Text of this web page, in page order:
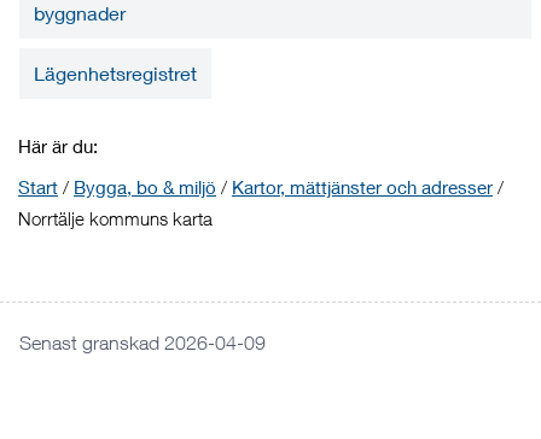
byggnader
Lägenhetsregistret
Här är du:
Start / Bygga, bo & miljö / Kartor, mättjänster och adresser /
Norrtälje kommuns karta
Senast granskad 2026-04-09